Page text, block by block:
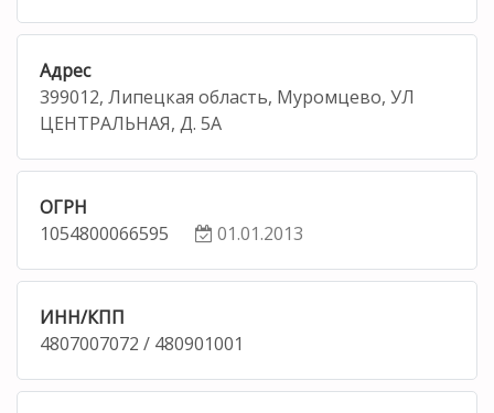
Адрес
399012, Липецкая область, Муромцево, УЛ
ЦЕНТРАЛЬНАЯ, Д. 5А
ОГРН
1054800066595
01.01.2013
ИНН/КПП
4807007072 / 480901001